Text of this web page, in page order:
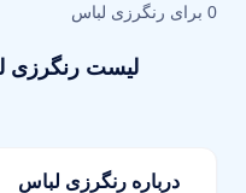
0 برای رنگرزی لباس
لیست رنگرزی
درباره رنگرزی لباس